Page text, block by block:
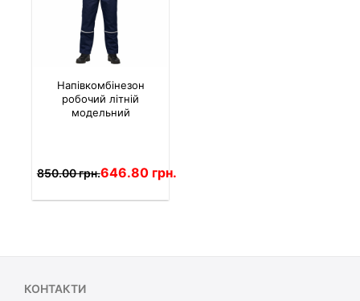
Напівкомбінезон
робочий літній
модельний
646.80 грн.
850.00 грн.
КОНТАКТИ